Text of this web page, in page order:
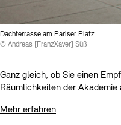
Dachterrasse am Pariser Platz
© Andreas [FranzXaver] Süß
Ganz gleich, ob Sie einen
Räumlichkeiten der
Mehr erfahren